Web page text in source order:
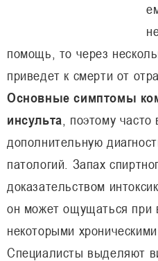
помощь, то через
приведет к смерти от
Основные симптомы
инсульта , поэтому
дополнительную
патологий. Запах
доказательством
он может ощущаться при
некоторыми
Специалисты выделяют